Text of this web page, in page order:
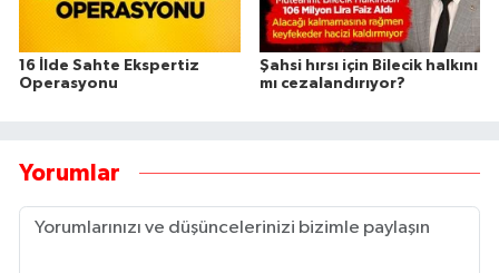
16 İlde Sahte Ekspertiz
Operasyonu
Şahsi hırsı için Bilecik halkını
mı cezalandırıyor?
Yorumlar